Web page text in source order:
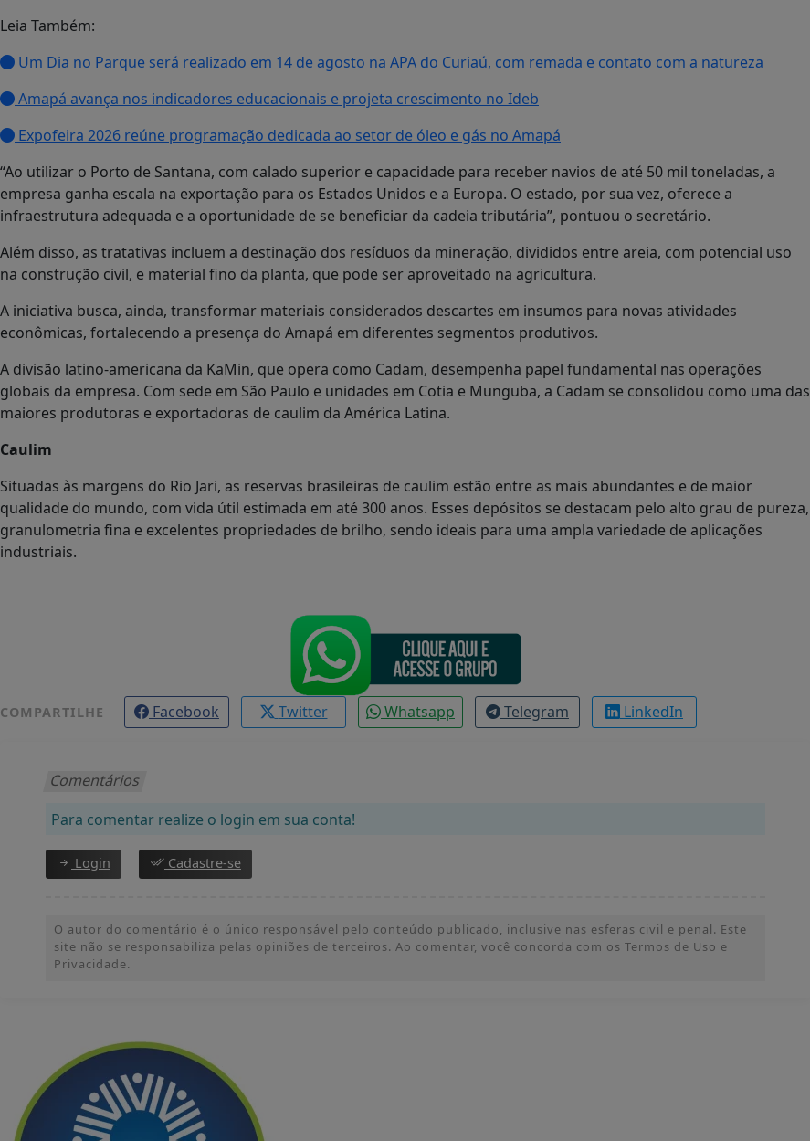
Leia Também:
Um Dia no Parque será realizado em 14 de agosto na APA do Curiaú, com remada e contato com a natureza
Amapá avança nos indicadores educacionais e projeta crescimento no Ideb
Expofeira 2026 reúne programação dedicada ao setor de óleo e gás no Amapá
“Ao utilizar o Porto de Santana, com calado superior e capacidade para receber navios de até 50 mil toneladas, a
empresa ganha escala na exportação para os Estados Unidos e a Europa. O estado, por sua vez, oferece a
infraestrutura adequada e a oportunidade de se beneficiar da cadeia tributária”, pontuou o secretário.
Além disso, as tratativas incluem a destinação dos resíduos da mineração, divididos entre areia, com potencial uso
na construção civil, e material fino da planta, que pode ser aproveitado na agricultura.
A iniciativa busca, ainda, transformar materiais considerados descartes em insumos para novas atividades
econômicas, fortalecendo a presença do Amapá em diferentes segmentos produtivos.
A divisão latino-americana da KaMin, que opera como Cadam, desempenha papel fundamental nas operações
globais da empresa. Com sede em São Paulo e unidades em Cotia e Munguba, a Cadam se consolidou como uma das
maiores produtoras e exportadoras de caulim da América Latina.
Caulim
Situadas às margens do Rio Jari, as reservas brasileiras de caulim estão entre as mais abundantes e de maior
qualidade do mundo, com vida útil estimada em até 300 anos. Esses depósitos se destacam pelo alto grau de pureza,
granulometria fina e excelentes propriedades de brilho, sendo ideais para uma ampla variedade de aplicações
industriais.
COMPARTILHE Facebook Twitter Whatsapp Telegram LinkedIn
Comentários
Para comentar realize o login em sua conta!
Login Cadastre-se
O autor do comentário é o único responsável pelo conteúdo publicado, inclusive nas esferas civil e penal. Este
site não se responsabiliza pelas opiniões de terceiros. Ao comentar, você concorda com os Termos de Uso e
Privacidade.